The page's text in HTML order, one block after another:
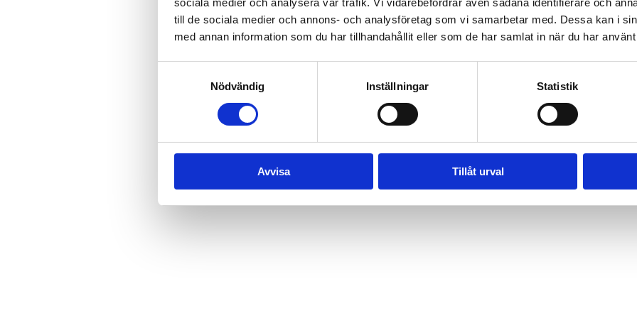
till de sociala medier och annons- och analysföretag som vi samarbetar med. Dessa kan i
med annan information som du har tillhandahållit eller som de har samlat in när du har
Nödvändig
Inställningar Statistik
Avvisa Tillåt urval
Våra pirater bjuder in alla barn till en rolig och interaktiv show fylld med skratt, tokigheter och
Piratshowen spelas varje tisdag och torsdag kl. 14.00 vid piratskeppet vid glasskiosken och är helt
Välkomna ombord!